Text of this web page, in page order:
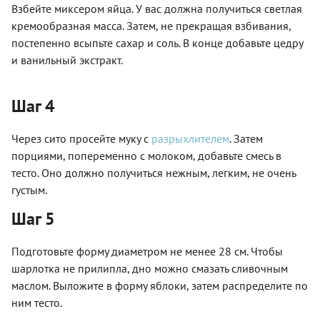
Взбейте миксером яйца. У вас должна получиться светлая
кремообразная масса. Затем, не прекращая взбивания,
постепенно всыпьте сахар и соль. В конце добавьте цедру
и ванильный экстракт.
Шаг 4
Через сито просейте муку с разрыхлителем. Затем
порциями, попеременно с молоком, добавьте смесь в
тесто. Оно должно получиться нежным, легким, не очень
густым.
Шаг 5
Подготовьте форму диаметром не менее 28 см. Чтобы
шарлотка не прилипла, дно можно смазать сливочным
маслом. Выложите в форму яблоки, затем распределите по
ним тесто.